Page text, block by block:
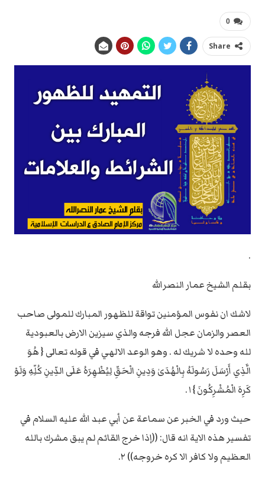
0
Share
.
بقلم الشيخ عمار النصرالله
لاشك ان نفوس المؤمنين تواقة للظهور المبارك للمولى صاحب
العصر والزمان عجل الله فرجه والذي سيزين الارض بالعبودية
لله وحده لا شريك له . وهو الوعد الالهي في قوله تعالى { هُوَ
الَّذِي أَرْسَلَ رَسُولَهُ بِالْهُدَىٰ وَدِينِ الْحَقِّ لِيُظْهِرَهُ عَلَى الدِّينِ كُلِّهِ وَلَوْ
كَرِهَ الْمُشْرِكُونَ }١.
حيث ورد في الخبر عن سماعة عن أبي عبد الله عليه السلام في
تفسير هذه الاية انه قال: ((إذا خرج القائم لم يبق مشرك بالله
العظيم ولا كافر الا كره خروجه)) ٢.